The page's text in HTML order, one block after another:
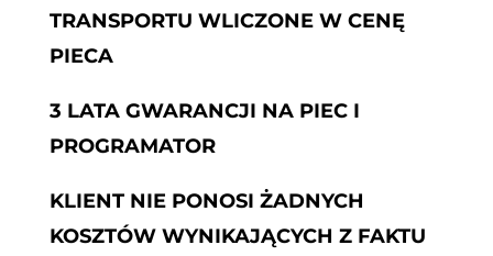
TRANSPORTU WLICZONE W CENĘ
PIECA
3 LATA GWARANCJI NA PIEC I
PROGRAMATOR
KLIENT NIE PONOSI ŻADNYCH
KOSZTÓW WYNIKAJĄCYCH Z FAKTU